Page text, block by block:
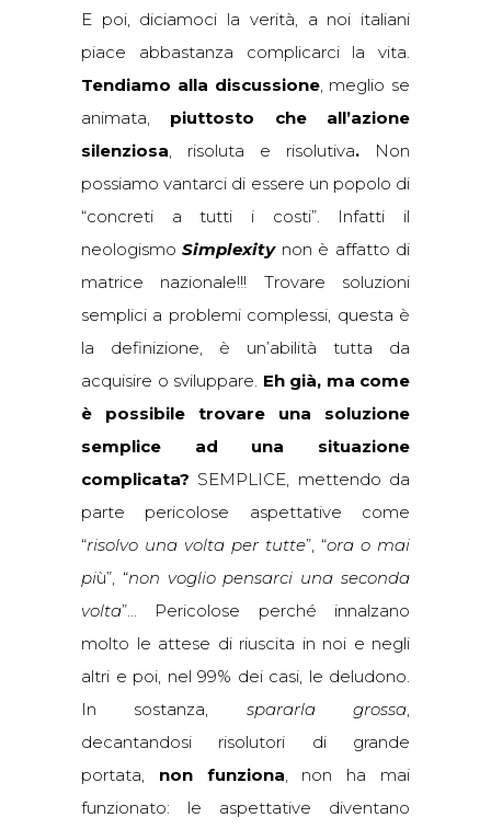
E poi, diciamoci la verità, a noi italiani
piace abbastanza complicarci la vita.
Tendiamo alla discussione, meglio se
animata, piuttosto che all’azione
silenziosa, risoluta e risolutiva. Non
possiamo vantarci di essere un popolo di
“concreti a tutti i costi”. Infatti il
neologismoSimplexitynon è affatto di
matrice nazionale!!! Trovare soluzioni
semplici a problemi complessi, questa è
la definizione, è un’abilità tutta da
acquisire o sviluppare. Eh già, ma come
è possibile trovare una soluzione
semplice ad una situazione
complicata? SEMPLICE, mettendo da
parte pericolose aspettative come
“risolvo una volta per tutte”, “ora o mai
più”, “non voglio pensarci una seconda
volta”… Pericolose perché innalzano
molto le attese di riuscita in noi e negli
altri e poi, nel 99% dei casi, le deludono.
In sostanza, spararla grossa,
decantandosi risolutori di grande
portata, non funziona, non ha mai
funzionato: le aspettative diventano